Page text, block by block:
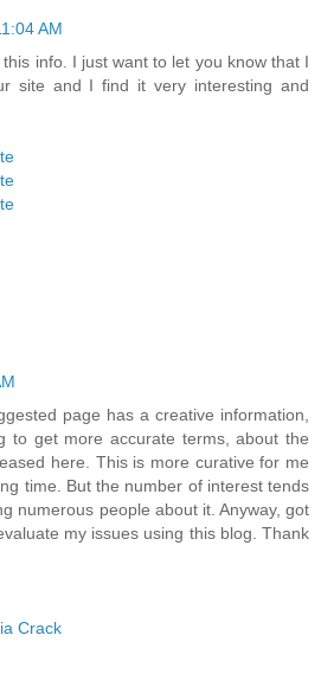
AM
info. I just want to let you know that I
site and I find it very interesting and
page has a creative information,
to get more accurate terms, about the
here. This is more curative for me
time. But the number of interest tends
numerous people about it. Anyway, got
my issues using this blog. Thank
Crack